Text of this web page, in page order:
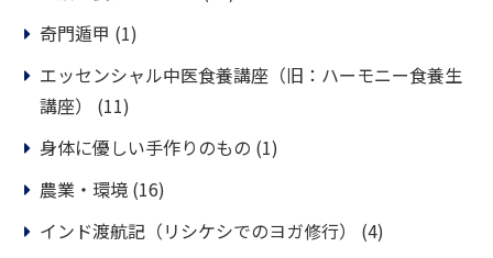
奇門遁甲 (1)
エッセンシャル中医食養講座（旧：ハーモニー食養生
講座）
(11)
身体に優しい手作りのもの (1)
農業・環境 (16)
インド渡航記（リシケシでのヨガ修行）
(4)